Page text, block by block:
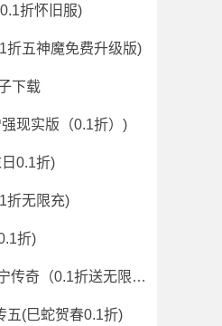
折怀旧服)
折五神魔免费升级版)
下载
现实版（0.1折）)
0.1折)
折无限充)
折)
莽荒纪(纪宁传奇（0.1折送无限连抽）)
五(巳蛇贺春0.1折)